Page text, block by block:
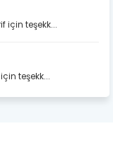
için teşekk...
teşekk...